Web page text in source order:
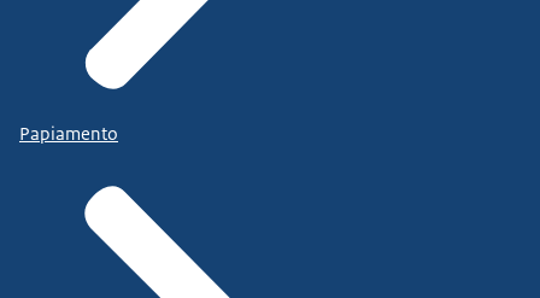
Papiamento